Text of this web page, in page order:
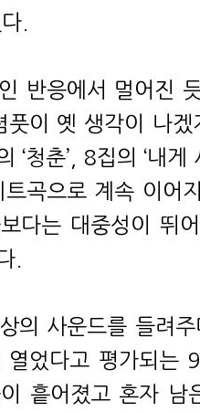
.
반응에서 멀어진
풋이 옛 생각이 나겠
‘청춘’, 8집의 ‘내게
곡으로 계속 이어
다는 대중성이 뛰
.
의 사운드를 들려
열었다고 평가되는
흩어졌고 혼자 남